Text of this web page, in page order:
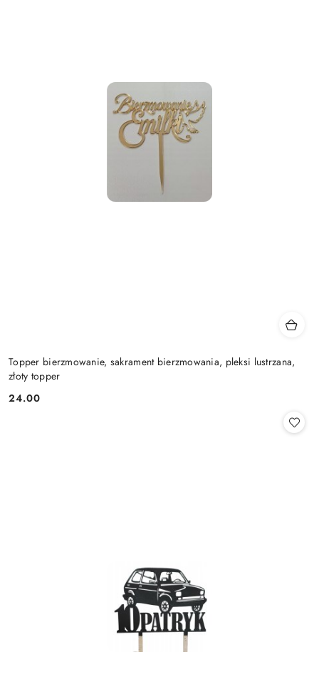
Topper bierzmowanie, sakrament bierzmowania, pleksi lustrzana,
złoty topper
Cena:
24.00